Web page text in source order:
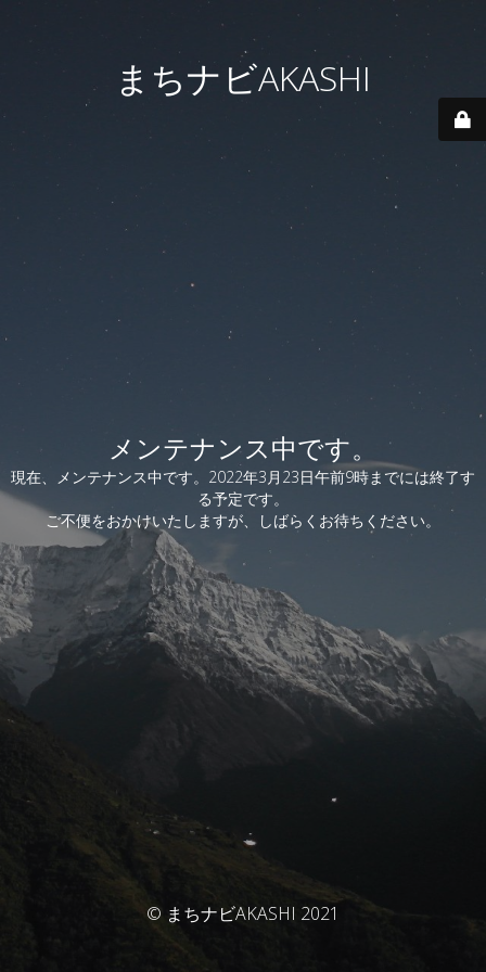
まちナビAKASHI
メンテナンス中です。
現在、メンテナンス中です。2022年3月23日午前9時までには終了す
る予定です。
ご不便をおかけいたしますが、しばらくお待ちください。
© まちナビAKASHI 2021